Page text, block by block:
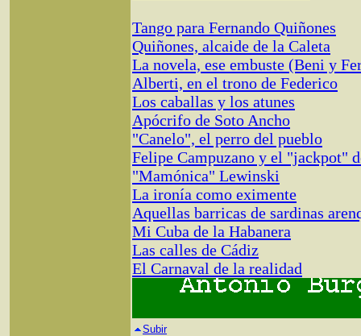
Tango para Fernando Quiñones
Quiñones, alcaide de la Caleta
La novela, ese embuste (Beni y
Alberti, en el trono de Federico
Los caballas y los atunes
Apócrifo de Soto Ancho
"Canelo", el perro del pueblo
Felipe Campuzano y el "jackpot"
"Mamónica" Lewinski
La ironía como eximente
Aquellas barricas de sardinas
Mi Cuba de la Habanera
Las calles de Cádiz
El Carnaval de la realidad
Subir